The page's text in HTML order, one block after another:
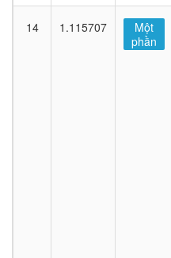
14 1.115707
Một
phần